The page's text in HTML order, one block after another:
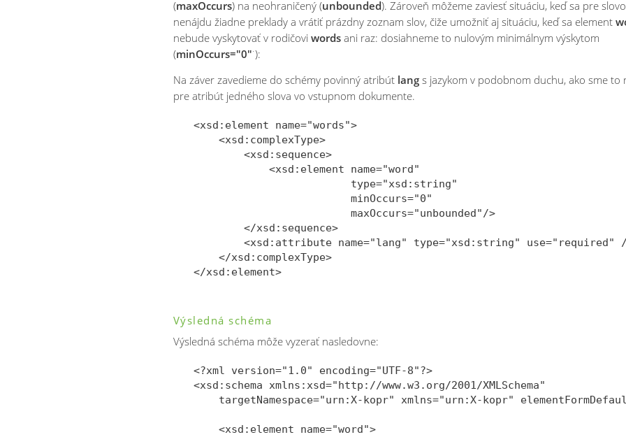
(maxOccurs) na neohraničený (unbounded). Zároveň môžeme zaviesť situáciu, keď sa pre slovo
nenájdu žiadne preklady a vrátiť prázdny zoznam slov, čiže umožniť aj situáciu, keď sa element
nebude vyskytovať v rodičovi words ani raz: dosiahneme to nulovým minimálnym výskytom
(minOccurs="0"˙):
Na záver zavedieme do schémy povinný atribút lang s jazykom v podobnom duchu, ako sme to
pre atribút jedného slova vo vstupnom dokumente.
<xsd:element name="words">
    <xsd:complexType>
        <xsd:sequence>
            <xsd:element name="word"
                         type="xsd:string"
                         minOccurs="0"
        </xsd:sequence>
<xsd:attribute name="lang" type="xsd:string" use="required"
    </xsd:complexType>
Výsledná schéma
Výsledná schéma môže vyzerať nasledovne:
<?xml version="1.0" encoding="UTF-8"?>
<xsd:schema xmlns:xsd="http://www.w3.org/2001/XMLSchema"
targetNamespace="urn:X-kopr" xmlns="urn:X-kopr"
    <xsd:element name="word">